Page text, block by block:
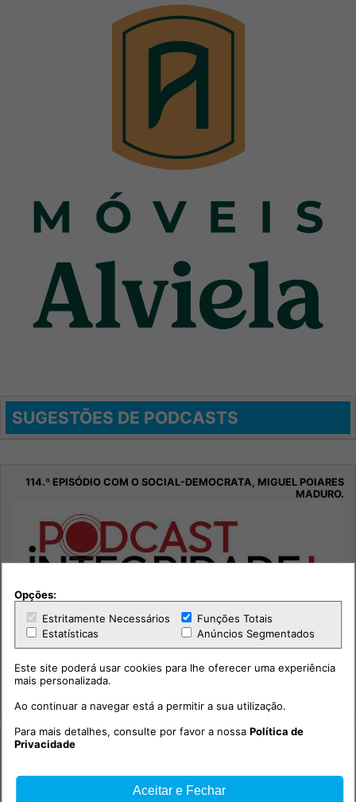
SUGESTÕES DE PODCASTS
114.º episódio com o social-democrata, Miguel Poiares
Maduro.
Sociedade
Opções:
Estritamente Necessários
Funções Totais
Estatísticas
Anúncios Segmentados
Este site poderá usar cookies para lhe oferecer uma experiência
mais personalizada.
Ao continuar a navegar está a permitir a sua utilização.
Para mais detalhes, consulte por favor a nossaPolítica de
Privacidade
Aceitar e Fechar